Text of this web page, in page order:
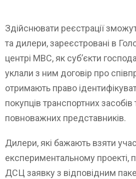
Здійснювати реєстрації
та дилери, зареєстровані в
центрі МВС, як суб’єкти
уклали з ним договір про
отримають право
покупців транспортних засобів
повноважних представників.
Дилери, які бажають взяти
експериментальному проекті,
ДСЦ заявку з відповідним